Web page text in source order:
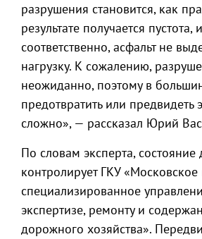
разрушения становится, как
результате получается пустота,
соответственно, асфальт не
нагрузку. К сожалению,
неожиданно, поэтому в
предотвратить или предвидеть
сложно», — рассказал Юрий
По словам эксперта, состояние
контролирует ГКУ «Московское
специализированное
экспертизе, ремонту и
дорожного хозяйства».